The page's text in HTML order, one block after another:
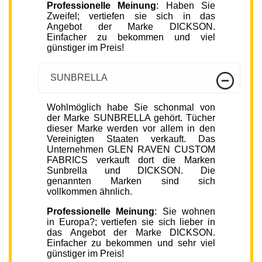
Professionelle Meinung: Haben Sie
Zweifel; vertiefen sie sich in das
Angebot der Marke DICKSON.
Einfacher zu bekommen und viel
günstiger im Preis!
SUNBRELLA
Wohlmöglich habe Sie schonmal von
der Marke SUNBRELLA gehört. Tücher
dieser Marke werden vor allem in den
Vereinigten Staaten verkauft. Das
Unternehmen GLEN RAVEN CUSTOM
FABRICS verkauft dort die Marken
Sunbrella und DICKSON. Die
genannten Marken sind sich
vollkommen ähnlich.
Professionelle Meinung: Sie wohnen
in Europa?; vertiefen sie sich lieber in
das Angebot der Marke DICKSON.
Einfacher zu bekommen und sehr viel
günstiger im Preis!